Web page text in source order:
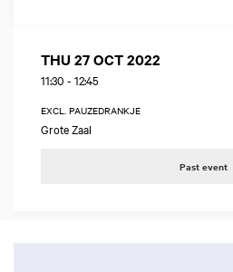
THU 27 OCT 2022
11:30 - 12:45
EXCL. PAUZEDRANKJE
Grote Zaal
Past event